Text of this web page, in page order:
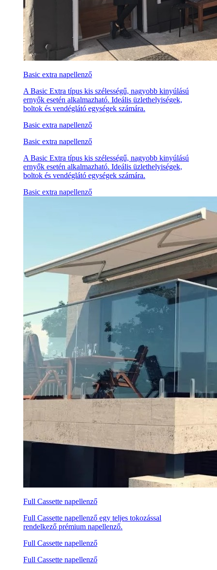
Basic extra napellenző
A Basic Extra típus kis szélességű, nagyobb kinyúlású
ernyők esetén alkalmazható. Ideális üzlethelyiségek,
boltok és vendéglátó egységek számára.
Basic extra napellenző
Basic extra napellenző
A Basic Extra típus kis szélességű, nagyobb kinyúlású
ernyők esetén alkalmazható. Ideális üzlethelyiségek,
boltok és vendéglátó egységek számára.
Basic extra napellenző
Full Cassette napellenző
Full Cassette napellenző egy teljes tokozással
rendelkező prémium napellenző.
Full Cassette napellenző
Full Cassette napellenző